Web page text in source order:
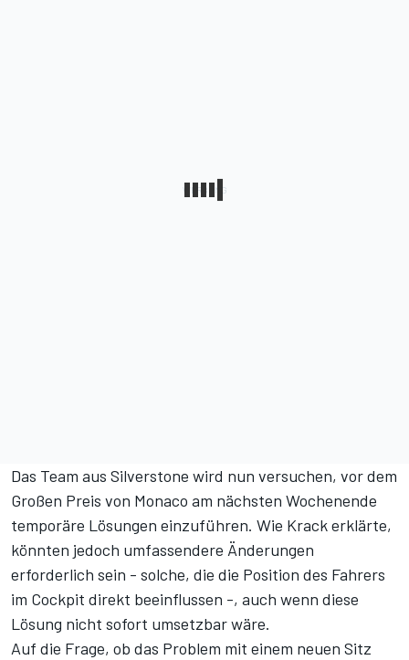
Das Team aus Silverstone wird nun versuchen, vor dem
Großen Preis von Monaco am nächsten Wochenende
temporäre Lösungen einzuführen. Wie Krack erklärte,
könnten jedoch umfassendere Änderungen
erforderlich sein - solche, die die Position des Fahrers
im Cockpit direkt beeinflussen -, auch wenn diese
Lösung nicht sofort umsetzbar wäre.
Auf die Frage, ob das Problem mit einem neuen Sitz